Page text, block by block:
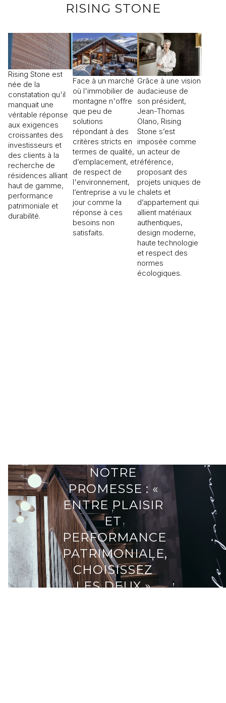
RISING STONE
Rising Stone est
née de la
constatation qu'il
manquait une
véritable réponse
aux exigences
croissantes des
investisseurs et
des clients à la
recherche de
résidences alliant
haut de gamme,
performance
patrimoniale et
durabilité.
Face à un marché
où l'immobilier de
montagne n'offre
que peu de
solutions
répondant à des
critères stricts en
termes de qualité,
d’emplacement, et
de respect de
l'environnement,
l’entreprise a vu le
jour comme la
réponse à ces
besoins non
satisfaits.
Grâce à une vision
audacieuse de
son président,
Jean-Thomas
Olano, Rising
Stone s’est
imposée comme
un acteur de
référence,
proposant des
projets uniques de
chalets et
d’appartement qui
allient matériaux
authentiques,
design moderne,
haute technologie
et respect des
normes
écologiques.
NOTRE
PROMESSE : «
ENTRE PLAISIR
ET
PERFORMANCE
PATRIMONIALE,
CHOISISSEZ
LES DEUX »